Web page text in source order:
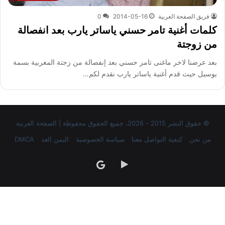
فريق الصفحة العربية 2014-05-16
0
كلمات أغنية تامر حسني ياساتر يارب بعد انفصالة
من زوجتة
بعد عرضنا لاخر ماغنى تامر حسني بعد إنفصالة من زجتة المغربية بسمة
بوسيل حيث قدم أغنية ياساتر يارب نقدم لكم…
© حقوق النشر 2015 - 2026، جميع الحقوق محفوظة | الصفحة العربية
من نحن
كيفية التواصل معنا سياسة الخصوصية اليمن الغد DMCA
‏Google
Play
google
news